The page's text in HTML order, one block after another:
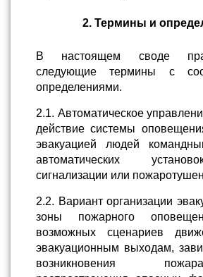
2. Термины и
В настоящем своде
следующие термины с
определениями.
2.1. Автоматическое
действие системы
эвакуацией людей
автоматических
сигнализации или
2.2. Вариант организации
зоны пожарного
возможных сценариев
эвакуационным выходам,
возникновения